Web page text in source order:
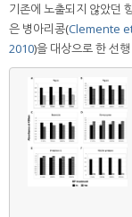
기존에 노출되지 않았던
은 병아리콩(Clemente
2010)을 대상으로 한 선